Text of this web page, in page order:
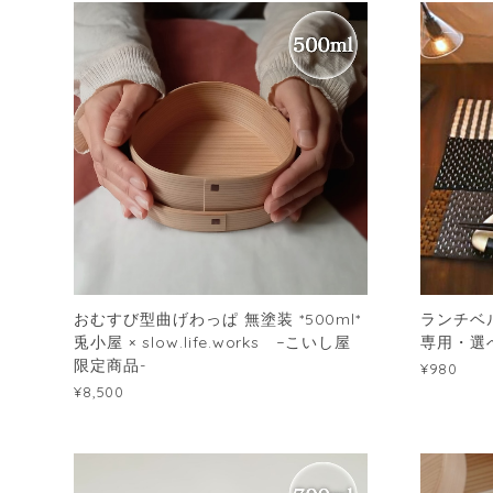
おむすび型曲げわっぱ 無塗装 *500ml*
兎小屋 × slow.life.works −こいし屋
限定商品-
¥8,500
ランチベ
専用・選
¥980